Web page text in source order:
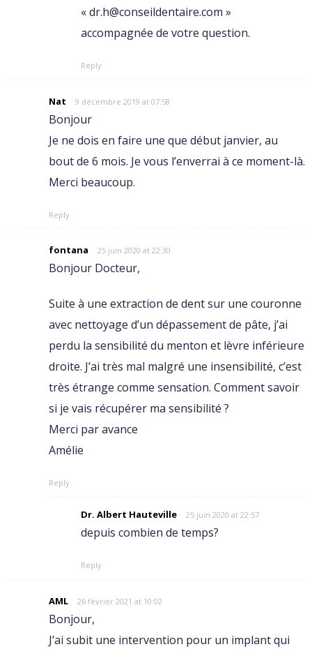
« dr.h@conseildentaire.com »
accompagnée de votre question.
Reply
Nat 9 décembre 2019 at 07:58
Bonjour
Je ne dois en faire une que début janvier, au
bout de 6 mois. Je vous l’enverrai à ce moment-là.
Merci beaucoup.
Reply
fontana 25 juin 2020 at 22:30
Bonjour Docteur,
Suite à une extraction de dent sur une couronne
avec nettoyage d’un dépassement de pâte, j’ai
perdu la sensibilité du menton et lèvre inférieure
droite. J’ai très mal malgré une insensibilité, c’est
très étrange comme sensation. Comment savoir
si je vais récupérer ma sensibilité ?
Merci par avance
Amélie
Reply
Dr. Albert Hauteville 25 juin 2020 at 22:57
depuis combien de temps?
Reply
AML 26 février 2021 at 10:02
Bonjour,
J’ai subit une intervention pour un implant qui